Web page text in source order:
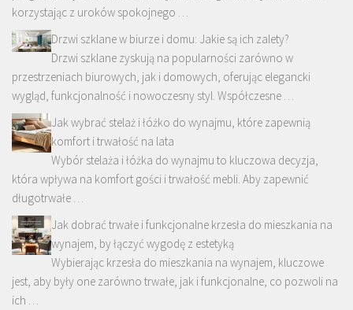
korzystając z uroków spokojnego …
Drzwi szklane w biurze i domu: Jakie są ich zalety?
Drzwi szklane zyskują na popularności zarówno w
przestrzeniach biurowych, jak i domowych, oferując elegancki
wygląd, funkcjonalność i nowoczesny styl. Współczesne …
Jak wybrać stelaż i łóżko do wynajmu, które zapewnią
komfort i trwałość na lata
Wybór stelaża i łóżka do wynajmu to kluczowa decyzja,
która wpływa na komfort gości i trwałość mebli. Aby zapewnić
długotrwałe …
Jak dobrać trwałe i funkcjonalne krzesła do mieszkania na
wynajem, by łączyć wygodę z estetyką
Wybierając krzesła do mieszkania na wynajem, kluczowe
jest, aby były one zarówno trwałe, jak i funkcjonalne, co pozwoli na
ich …